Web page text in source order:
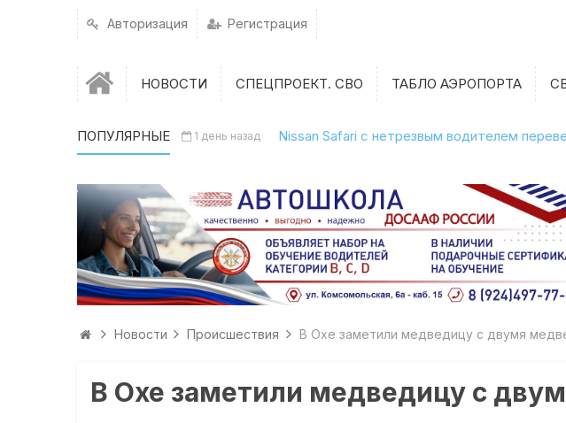
Авторизация Регистрация
НОВОСТИ СПЕЦПРОЕКТ. СВО ТАБЛО АЭРОПОРТА
ПОПУЛЯРНЫЕ 1 день назад Nissan Safari с нетрезвым водителем
Новости Происшествия В Охе заметили медведицу с двумя
В Охе заметили медведицу с